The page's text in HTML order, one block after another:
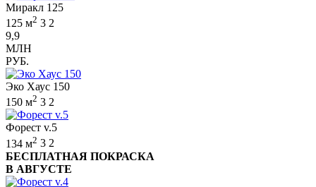
Миракл 125
125 м2 3 2
9,9
МЛН
РУБ.
Эко Хаус 150
150 м2 3 2
Форест v.5
134 м2 3 2
БЕСПЛАТНАЯ ПОКРАСКА
В АВГУСТЕ